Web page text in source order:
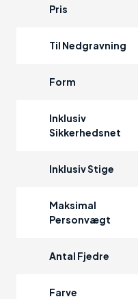
Pris
Til Nedgravning
Form
Inklusiv
Sikkerhedsnet
Inklusiv Stige
Maksimal
Personvægt
Antal Fjedre
Farve